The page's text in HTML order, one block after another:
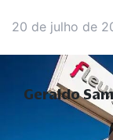
20 de julho de
Geraldo